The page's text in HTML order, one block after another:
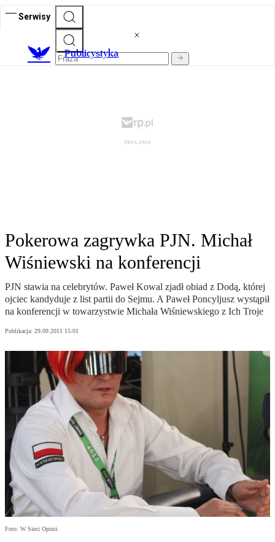
Serwisy
Publicystyka
Pokerowa zagrywka PJN. Michał
Wiśniewski na konferencji
PJN stawia na celebrytów. Paweł Kowal zjadł obiad z Dodą, której
ojciec kandyduje z list partii do Sejmu. A Paweł Poncyljusz wystąpił
na konferencji w towarzystwie Michała Wiśniewskiego z Ich Troje
Publikacja: 29.09.2011 15:01
Foto: W Sieci Opinii